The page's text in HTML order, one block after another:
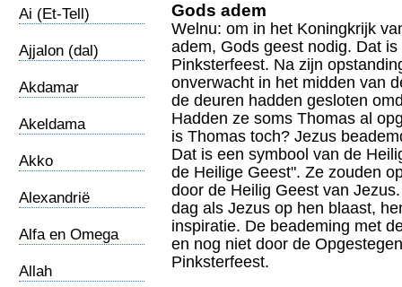
Ai (Et-Tell)
Ajjalon (dal)
Akdamar
Akeldama
Akko
Alexandrië
Alfa en Omega
Allah
Gods adem
Welnu: om in het Koningkrijk
adem, Gods geest nodig. Dat
Pinksterfeest. Na zijn
onverwacht in het midden van
de deuren hadden gesloten
Hadden ze soms Thomas al
is Thomas toch? Jezus
Dat is een symbool van de
de Heilige Geest". Ze zouden
door de Heilig Geest van
dag als Jezus op hen blaast,
inspiratie. De beademing met
en nog niet door de
Pinksterfeest.